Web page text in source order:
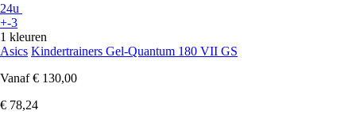
24u
+-3
1 kleuren
Asics Kindertrainers Gel-Quantum 180 VII GS
Vanaf € 130,00
€ 78,24